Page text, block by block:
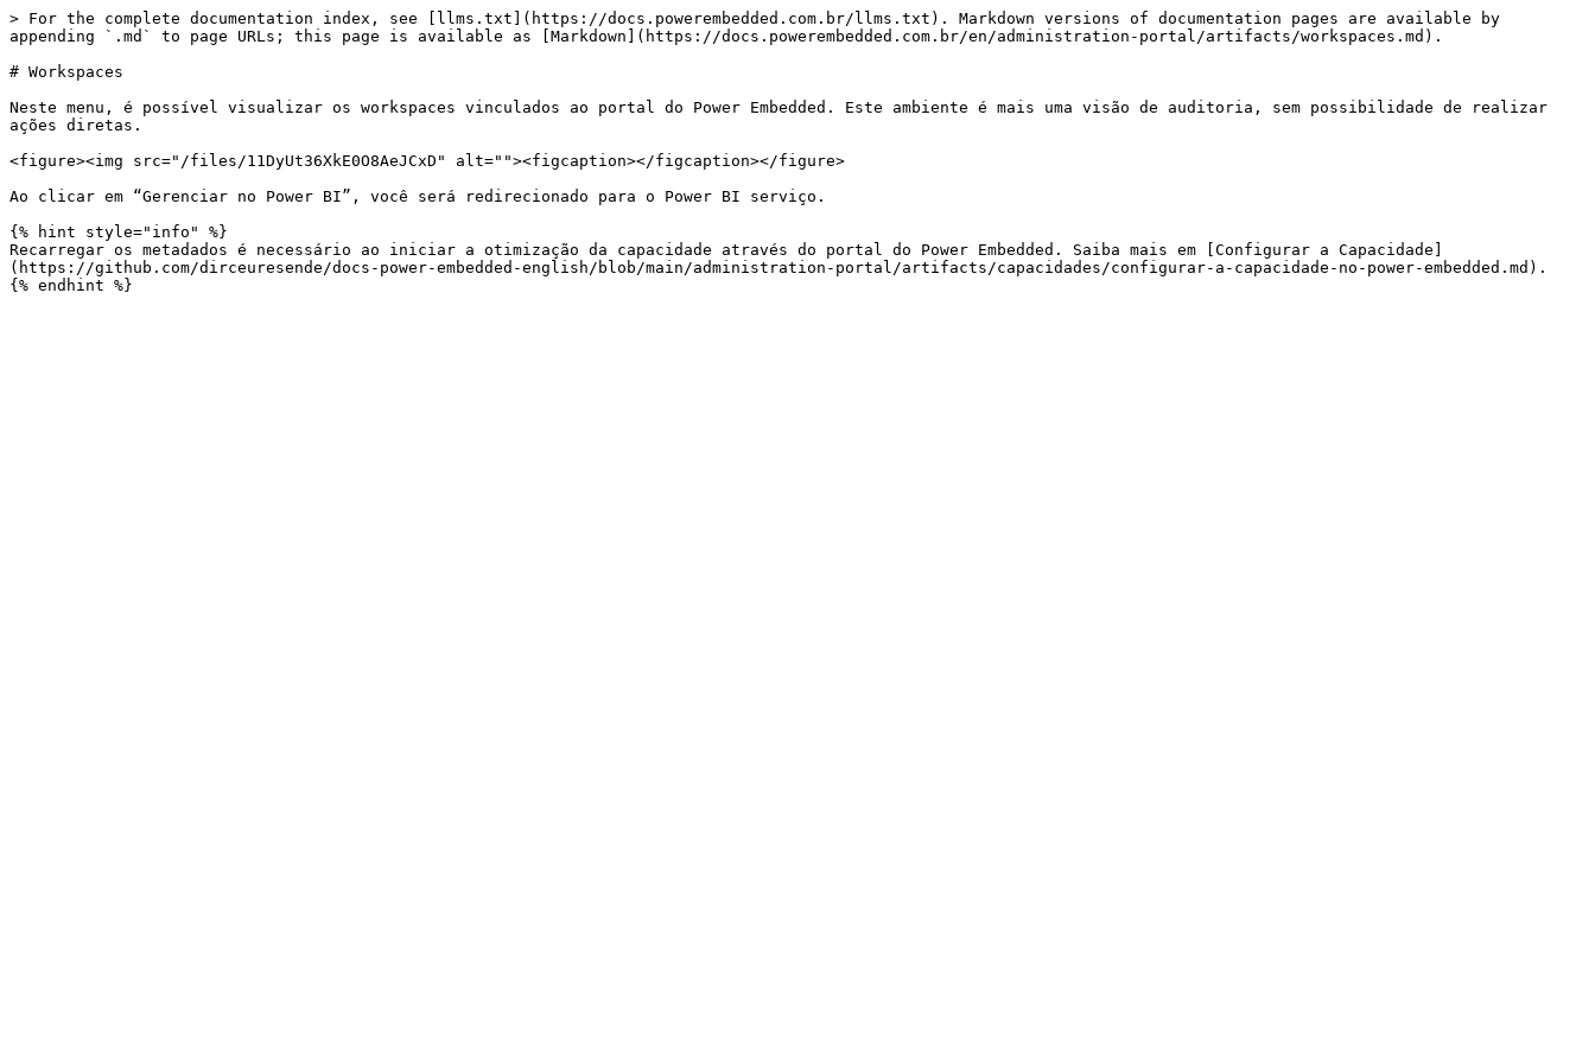
> For the complete documentation index, see [llms.txt](https://docs.powerembedded.com.br/llms.txt). Markdown versions of documentation pages are available by
appending `.md` to page URLs; this page is available as [Markdown](https://docs.powerembedded.com.br/en/administration-portal/artifacts/workspaces.md).
# Workspaces
Neste menu, é possível visualizar os workspaces vinculados ao portal do Power Embedded. Este ambiente é mais uma visão de auditoria, sem possibilidade de realizar
ações diretas.
<figure><img src="/files/11DyUt36XkE0O8AeJCxD" alt=""><figcaption></figcaption></figure>
Ao clicar em “Gerenciar no Power BI”, você será redirecionado para o Power BI serviço.
{% hint style="info" %}
Recarregar os metadados é necessário ao iniciar a otimização da capacidade através do portal do Power Embedded. Saiba mais em [Configurar a Capacidade]
(https://github.com/dirceuresende/docs-power-embedded-english/blob/main/administration-portal/artifacts/capacidades/configurar-a-capacidade-no-power-embedded.md).